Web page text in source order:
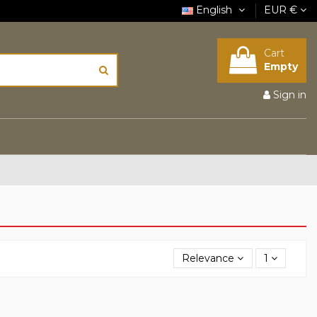
English EUR €
Cart
Empty
Sign in
Relevance 1